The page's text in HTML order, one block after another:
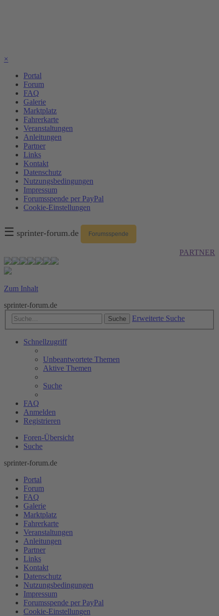
×
Portal
Forum
FAQ
Galerie
Marktplatz
Fahrerkarte
Veranstaltungen
Anleitungen
Partner
Links
Kontakt
Datenschutz
Nutzungsbedingungen
Impressum
Forumsspende per PayPal
Cookie-Einstellungen
☰ sprinter-forum.de Forumsspende
PARTNER
Zum Inhalt
sprinter-forum.de
Suche Erweiterte Suche
Schnellzugriff
Unbeantwortete Themen
Aktive Themen
Suche
FAQ
Anmelden
Registrieren
Foren-Übersicht
Suche
sprinter-forum.de
Portal
Forum
FAQ
Galerie
Marktplatz
Fahrerkarte
Veranstaltungen
Anleitungen
Partner
Links
Kontakt
Datenschutz
Nutzungsbedingungen
Impressum
Forumsspende per PayPal
Cookie-Einstellungen